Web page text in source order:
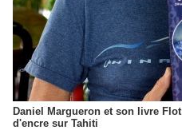
Daniel Margueron et son livre Flot
d'encre sur Tahiti